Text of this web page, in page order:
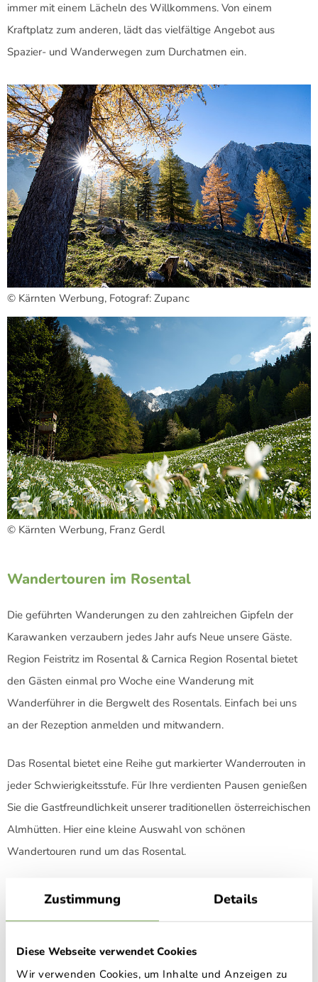
Zustimmung Details
Diese Webseite verwendet Cookies
Wir verwenden Cookies, um Inhalte und Anzeigen zu
immer mit einem Lächeln des Willkommens. Von einem
Kraftplatz zum anderen, lädt das vielfältige Angebot aus
Spazier- und Wanderwegen zum Durchatmen ein.
© Kärnten Werbung, Fotograf: Zupanc
© Kärnten Werbung, Franz Gerdl
Wandertouren im Rosental
Die geführten Wanderungen zu den zahlreichen Gipfeln der
Karawanken verzaubern jedes Jahr aufs Neue unsere Gäste.
Region Feistritz im Rosental & Carnica Region Rosental bietet
den Gästen einmal pro Woche eine Wanderung mit
Wanderführer in die Bergwelt des Rosentals. Einfach bei uns
an der Rezeption anmelden und mitwandern.
Das Rosental bietet eine Reihe gut markierter Wanderrouten in
jeder Schwierigkeitsstufe. Für Ihre verdienten Pausen genießen
Sie die Gastfreundlichkeit unserer traditionellen österreichischen
Almhütten. Hier eine kleine Auswahl von schönen
Wandertouren rund um das Rosental.
Rundwanderweg Rupertikirche
Rosental
Wandertour im Bodental zur Klagenfurter Hütte